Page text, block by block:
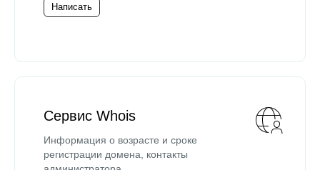
Написать
Сервис Whois
Информация о возрасте и сроке
регистрации домена, контакты